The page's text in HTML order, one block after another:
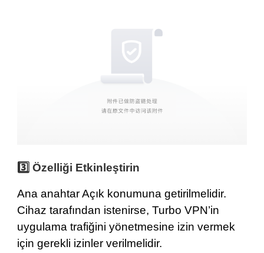
3️⃣ Özelliği Etkinleştirin
Ana anahtar Açık konumuna getirilmelidir.
Cihaz tarafından istenirse, Turbo VPN’in
uygulama trafiğini yönetmesine izin vermek
için gerekli izinler verilmelidir.